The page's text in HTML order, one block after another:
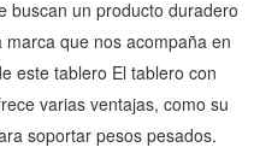
buscan un producto duradero
que nos acompaña en
este tablero El tablero con
varias ventajas, como su
soportar pesos pesados.